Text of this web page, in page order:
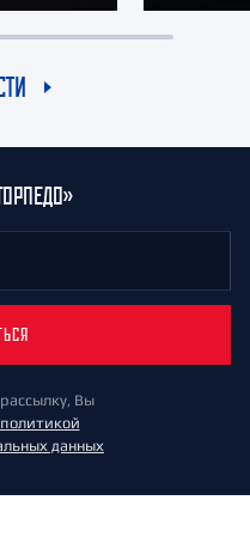
Вы
политикой
данных